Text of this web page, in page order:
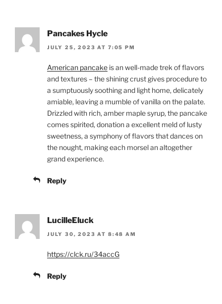
Pancakes Hycle
JULY 25, 2023 AT 7:05 PM
American pancake is an well-made trek of flavors
and textures – the shining crust gives procedure to
a sumptuously soothing and light home, delicately
amiable, leaving a mumble of vanilla on the palate.
Drizzled with rich, amber maple syrup, the pancake
comes spirited, donation a excellent meld of lusty
sweetness, a symphony of flavors that dances on
the nought, making each morsel an altogether
grand experience.
Reply
LucilleEluck
JULY 30, 2023 AT 8:48 AM
https://clck.ru/34accG
Reply